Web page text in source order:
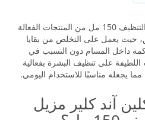
كلين آند كلير مزيل مكياج عميق التنظيف 150 مل من المنتجات الفعالة
حيث يعمل على التخلص من بقايا
داخل المسام دون التسبب في
على تنظيف البشرة بفعالية
مما يجعله مناسبًا للاستخدام اليومي.
آند كلير مزيل